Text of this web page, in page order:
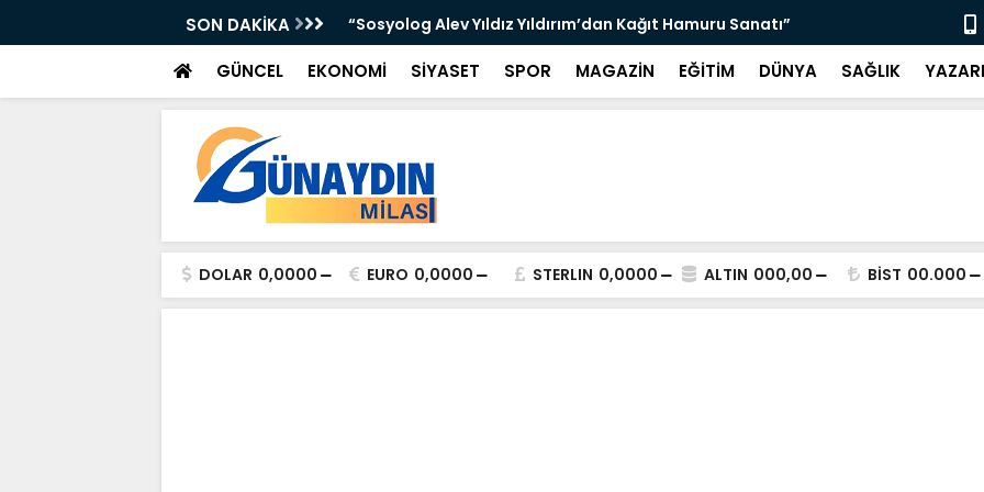
SON DAKİKA “Sosyolog Alev Yıldız Yıldırım’dan Kağıt Hamuru Sanatı” “3 Bin
GÜNCEL EKONOMİ SİYASET SPOR MAGAZİN EĞİTİM DÜNYA SAĞLIK
DOLAR 0,0000 EURO 0,0000 STERLIN 0,0000 ALTIN 000,00 BİST 00.000